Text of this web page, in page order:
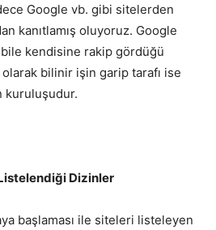
Google vb. gibi sitelerden
kanıtlamış oluyoruz. Google
kendisine rakip gördüğü
bilinir işin garip tarafı ise
kuruluşudur.
Dizinler
başlaması ile siteleri listeleyen